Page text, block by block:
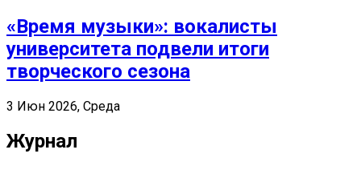
«Время музыки»: вокалисты
университета подвели итоги
творческого сезона
3 Июн 2026, Среда
Журнал